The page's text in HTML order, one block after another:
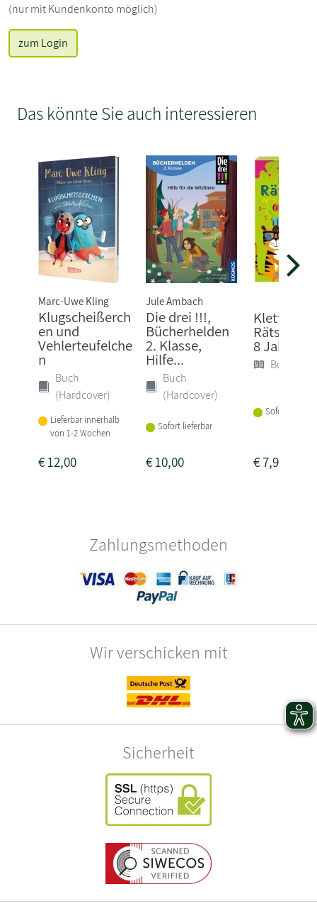
(nur mit Kundenkonto möglich)
zum Login
Das könnte Sie auch interessieren
Marc-Uwe Kling
Klugscheißerch
en und
Vehlerteufelche
n
Buch
(Hardcover)
Lieferbar innerhalb
von 1-2 Wochen
€12,00
Jule Ambach
Die drei !!!,
Bücherhelden
2. Klasse,
Hilfe...
Buch
(Hardcover)
Sofort lieferbar
€10,00
Klett mein
8 Jahren
Buch
Sofort
€7,95
Zahlungsmethoden
Wir verschicken mit
Sicherheit